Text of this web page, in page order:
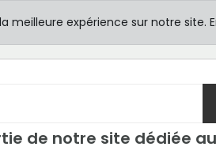
8h00 -
de notre site dédiée
meilleure expérience sur notre site.